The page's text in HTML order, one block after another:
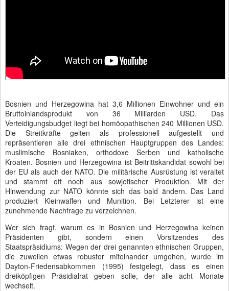
Bosnien und Herzegowina hat 3,6 Millionen Einwohner und ein
Bruttoinlandsprodukt von 36 Milliarden USD. Das
Verteidigungsbudget liegt bei homöopathischen 240 Millionen USD.
Die Streitkräfte gelten als professionell aufgestellt und
repräsentieren alle drei ethnischen Hauptgruppen des Landes:
muslimische Bosniaken, orthodoxe Serben und katholische
Kroaten. Bosnien und Herzegowina ist Beitrittskandidat sowohl bei
der EU als auch der NATO. Die militärische Ausrüstung ist veraltet
und stammt oft noch aus sowjetischer Produktion. Mit der
Hinwendung zur NATO könnte sich das bald ändern. Das Land
produziert Kleinwaffen und Munition. Bei Letzterer ist eine
zunehmende Nachfrage zu verzeichnen.
Wer sich fragt, warum es in Bosnien und Herzegowina keinen
Präsidenten gibt, sondern einen Vorsitzendes des
Staatspräsidiums: Wegen der drei genannten ethnischen Gruppen,
die zuweilen etwas robuster miteinander umgehen, wurde im
Dayton-Friedensabkommen (1995) festgelegt, dass es einen
dreiköpfigen Präsidialrat geben solle, der alle acht Monate
wechselt.